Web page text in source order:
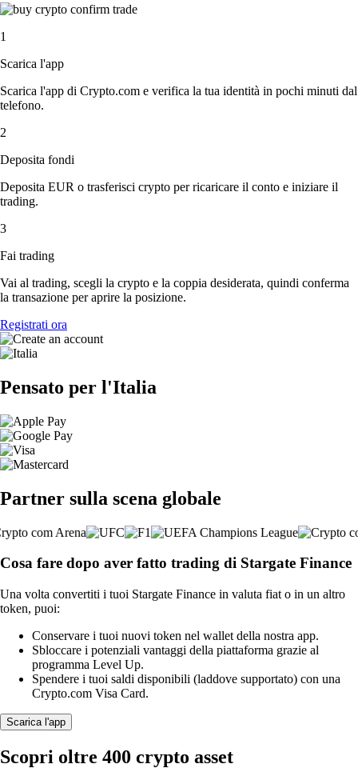
1
Scarica l'app
Scarica l'app di Crypto.com e verifica la tua identità in pochi minuti dal
telefono.
2
Deposita fondi
Deposita EUR o trasferisci crypto per ricaricare il conto e iniziare il
trading.
3
Fai trading
Vai al trading, scegli la crypto e la coppia desiderata, quindi conferma
la transazione per aprire la posizione.
Registrati ora
Pensato per l'Italia
Partner sulla scena globale
Cosa fare dopo aver fatto trading di Stargate Finance
Una volta convertiti i tuoi Stargate Finance in valuta fiat o in un altro
token, puoi:
Conservare i tuoi nuovi token nel wallet della nostra app.
Sbloccare i potenziali vantaggi della piattaforma grazie al
programma Level Up.
Spendere i tuoi saldi disponibili (laddove supportato) con una
Crypto.com Visa Card.
Scarica l'app
Scopri oltre 400 crypto asset